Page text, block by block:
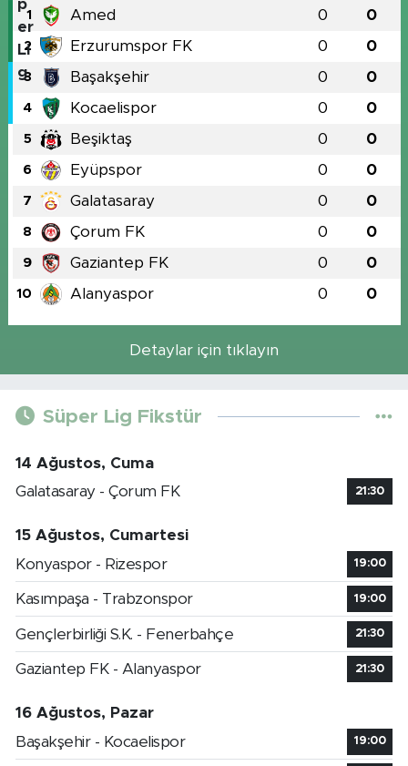
1 Amed 0 0
2 Erzurumspor FK 0 0
3 Başakşehir 0 0
4 Kocaelispor 0 0
5 Beşiktaş 0 0
6 Eyüpspor 0 0
7 Galatasaray 0 0
8 Çorum FK 0 0
9 Gaziantep FK 0 0
10 Alanyaspor 0 0
Detaylar için tıklayın
Süper Lig Fikstür
14 Ağustos, Cuma
Galatasaray - Çorum FK
21:30
15 Ağustos, Cumartesi
Konyaspor - Rizespor
19:00
Kasımpaşa - Trabzonspor 19:00
Gençlerbirliği S.K. - Fenerbahçe 21:30
Gaziantep FK - Alanyaspor 21:30
16 Ağustos, Pazar
Başakşehir - Kocaelispor
19:00